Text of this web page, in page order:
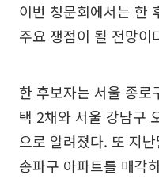
이번 청문회에서는 한
주요 쟁점이 될 전망이
한 후보자는 서울 종로
택 2채와 서울 강남구
으로 알려졌다. 또 지
송파구 아파트를 매각